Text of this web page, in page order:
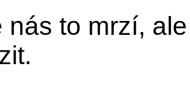
nás to mrzí,